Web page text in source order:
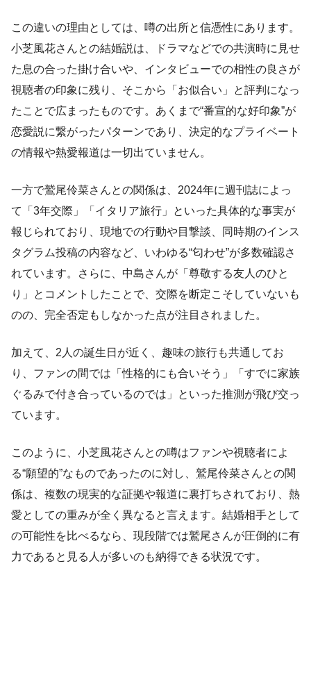
この違いの理由としては、噂の出所と信憑性にあります。
小芝風花さんとの結婚説は、ドラマなどでの共演時に見せ
た息の合った掛け合いや、インタビューでの相性の良さが
視聴者の印象に残り、そこから「お似合い」と評判になっ
たことで広まったものです。あくまで“番宣的な好印象”が
恋愛説に繋がったパターンであり、決定的なプライベート
の情報や熱愛報道は一切出ていません。
一方で鷲尾伶菜さんとの関係は、2024年に週刊誌によっ
て「3年交際」「イタリア旅行」といった具体的な事実が
報じられており、現地での行動や目撃談、同時期のインス
タグラム投稿の内容など、いわゆる“匂わせ”が多数確認さ
れています。さらに、中島さんが「尊敬する友人のひと
り」とコメントしたことで、交際を断定こそしていないも
のの、完全否定もしなかった点が注目されました。
加えて、2人の誕生日が近く、趣味の旅行も共通してお
り、ファンの間では「性格的にも合いそう」「すでに家族
ぐるみで付き合っているのでは」といった推測が飛び交っ
ています。
このように、小芝風花さんとの噂はファンや視聴者によ
る“願望的”なものであったのに対し、鷲尾伶菜さんとの関
係は、複数の現実的な証拠や報道に裏打ちされており、熱
愛としての重みが全く異なると言えます。結婚相手として
の可能性を比べるなら、現段階では鷲尾さんが圧倒的に有
力であると見る人が多いのも納得できる状況です。